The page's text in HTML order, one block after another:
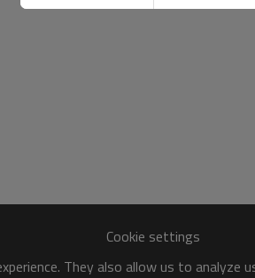
Cookie settings
They also allow us to